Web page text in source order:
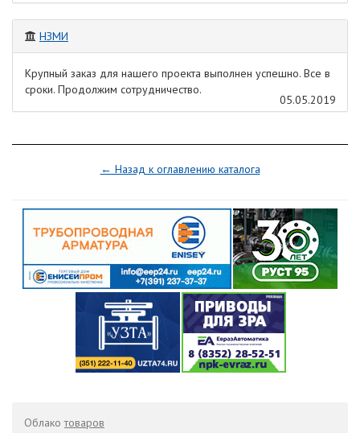
НЗМИ
Крупный заказ для нашего проекта выполнен успешно. Все в
сроки. Продолжим сотрудничество.
05.05.2019
← Назад к оглавлению каталога
Облакотоваров